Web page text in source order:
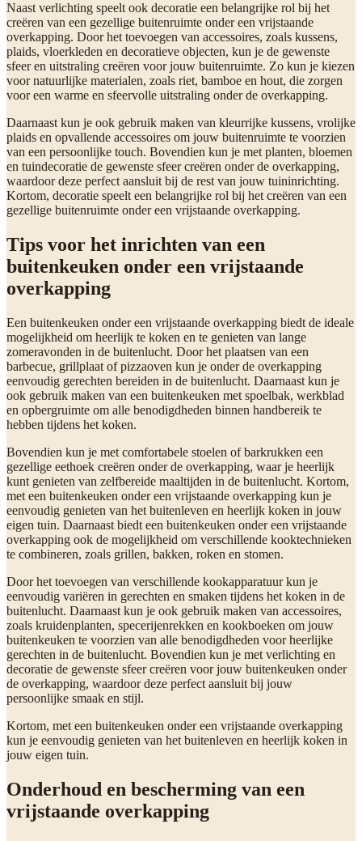
Naast verlichting speelt ook decoratie een belangrijke rol bij het
creëren van een gezellige buitenruimte onder een vrijstaande
overkapping. Door het toevoegen van accessoires, zoals kussens,
plaids, vloerkleden en decoratieve objecten, kun je de gewenste
sfeer en uitstraling creëren voor jouw buitenruimte. Zo kun je kiezen
voor natuurlijke materialen, zoals riet, bamboe en hout, die zorgen
voor een warme en sfeervolle uitstraling onder de overkapping.
Daarnaast kun je ook gebruik maken van kleurrijke kussens, vrolijke
plaids en opvallende accessoires om jouw buitenruimte te voorzien
van een persoonlijke touch. Bovendien kun je met planten, bloemen
en tuindecoratie de gewenste sfeer creëren onder de overkapping,
waardoor deze perfect aansluit bij de rest van jouw tuininrichting.
Kortom, decoratie speelt een belangrijke rol bij het creëren van een
gezellige buitenruimte onder een vrijstaande overkapping.
Tips voor het inrichten van een
buitenkeuken onder een vrijstaande
overkapping
Een buitenkeuken onder een vrijstaande overkapping biedt de ideale
mogelijkheid om heerlijk te koken en te genieten van lange
zomeravonden in de buitenlucht. Door het plaatsen van een
barbecue, grillplaat of pizzaoven kun je onder de overkapping
eenvoudig gerechten bereiden in de buitenlucht. Daarnaast kun je
ook gebruik maken van een buitenkeuken met spoelbak, werkblad
en opbergruimte om alle benodigdheden binnen handbereik te
hebben tijdens het koken.
Bovendien kun je met comfortabele stoelen of barkrukken een
gezellige eethoek creëren onder de overkapping, waar je heerlijk
kunt genieten van zelfbereide maaltijden in de buitenlucht. Kortom,
met een buitenkeuken onder een vrijstaande overkapping kun je
eenvoudig genieten van het buitenleven en heerlijk koken in jouw
eigen tuin. Daarnaast biedt een buitenkeuken onder een vrijstaande
overkapping ook de mogelijkheid om verschillende kooktechnieken
te combineren, zoals grillen, bakken, roken en stomen.
Door het toevoegen van verschillende kookapparatuur kun je
eenvoudig variëren in gerechten en smaken tijdens het koken in de
buitenlucht. Daarnaast kun je ook gebruik maken van accessoires,
zoals kruidenplanten, specerijenrekken en kookboeken om jouw
buitenkeuken te voorzien van alle benodigdheden voor heerlijke
gerechten in de buitenlucht. Bovendien kun je met verlichting en
decoratie de gewenste sfeer creëren voor jouw buitenkeuken onder
de overkapping, waardoor deze perfect aansluit bij jouw
persoonlijke smaak en stijl.
Kortom, met een buitenkeuken onder een vrijstaande overkapping
kun je eenvoudig genieten van het buitenleven en heerlijk koken in
jouw eigen tuin.
Onderhoud en bescherming van een
vrijstaande overkapping